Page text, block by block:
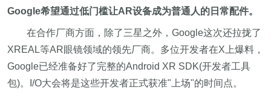
Google希望通过低门槛让AR设备成为普通人的日常配件。
在合作厂商方面，除了三星之外，Google这次还拉拢了
XREAL等AR眼镜领域的领先厂商。多位开发者在X上爆料，
Google已经准备好了完整的Android XR SDK(开发者工具
包)。I/O大会将是这些开发者正式获准"上场"的时间点。